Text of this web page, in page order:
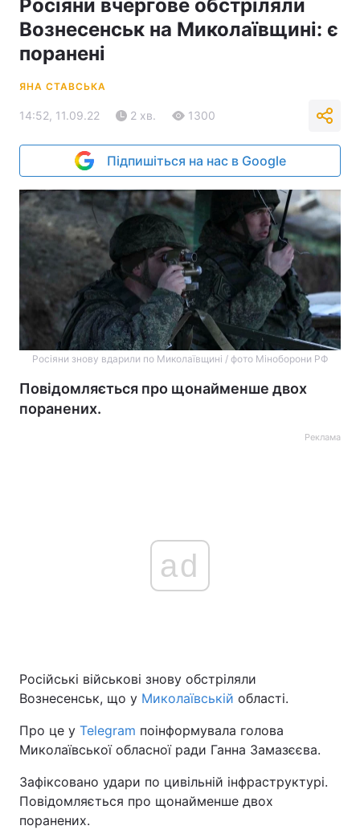
Росіяни вчергове обстріляли
Вознесенськ на Миколаївщині: є
поранені
ЯНА СТАВСЬКА
14:52, 11.09.22 2 хв. 1300
Підпишіться на нас в Google
Росіяни знову вдарили по Миколаївщині / фото Міноборони РФ
Повідомляється про щонайменше двох
поранених.
Реклама
ad
Російські військові знову обстріляли
Вознесенськ, що у Миколаївській області.
Про це у Telegram поінформувала голова
Миколаївської обласної ради Ганна Замазєєва.
Зафіксовано удари по цивільній інфраструктурі.
Повідомляється про щонайменше двох
поранених.